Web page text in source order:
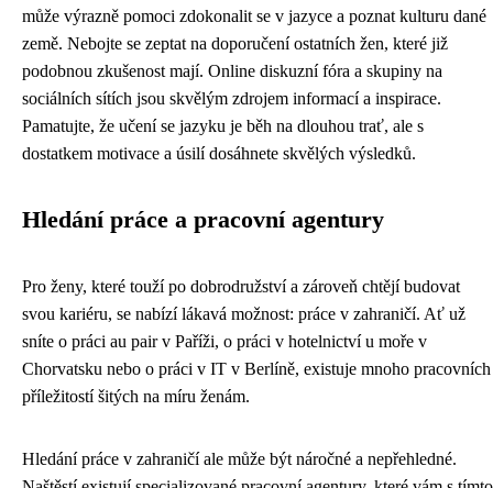
může výrazně pomoci zdokonalit se v jazyce a poznat kulturu dané
země. Nebojte se zeptat na doporučení ostatních žen, které již
podobnou zkušenost mají. Online diskuzní fóra a skupiny na
sociálních sítích jsou skvělým zdrojem informací a inspirace.
Pamatujte, že učení se jazyku je běh na dlouhou trať, ale s
dostatkem motivace a úsilí dosáhnete skvělých výsledků.
Hledání práce a pracovní agentury
Pro ženy, které touží po dobrodružství a zároveň chtějí budovat
svou kariéru, se nabízí lákavá možnost: práce v zahraničí. Ať už
sníte o práci au pair v Paříži, o práci v hotelnictví u moře v
Chorvatsku nebo o práci v IT v Berlíně, existuje mnoho pracovních
příležitostí šitých na míru ženám.
Hledání práce v zahraničí ale může být náročné a nepřehledné.